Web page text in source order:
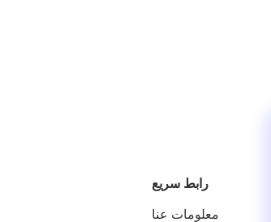
رابط سريع
معلومات عنا